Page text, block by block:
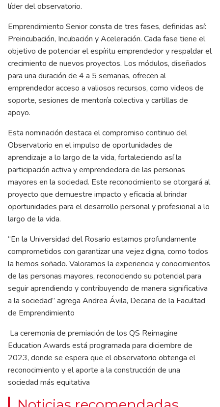
líder del observatorio.
Emprendimiento Senior consta de tres fases, definidas así:
Preincubación, Incubación y Aceleración. Cada fase tiene el
objetivo de potenciar el espíritu emprendedor y respaldar el
crecimiento de nuevos proyectos. Los módulos, diseñados
para una duración de 4 a 5 semanas, ofrecen al
emprendedor acceso a valiosos recursos, como videos de
soporte, sesiones de mentoría colectiva y cartillas de
apoyo.
Esta nominación destaca el compromiso continuo del
Observatorio en el impulso de oportunidades de
aprendizaje a lo largo de la vida, fortaleciendo así la
participación activa y emprendedora de las personas
mayores en la sociedad. Este reconocimiento se otorgará al
proyecto que demuestre impacto y eficacia al brindar
oportunidades para el desarrollo personal y profesional a lo
largo de la vida.
“En la Universidad del Rosario estamos profundamente
comprometidos con garantizar una vejez digna, como todos
la hemos soñado. Valoramos la experiencia y conocimientos
de las personas mayores, reconociendo su potencial para
seguir aprendiendo y contribuyendo de manera significativa
a la sociedad” agrega Andrea Ávila, Decana de la Facultad
de Emprendimiento
La ceremonia de premiación de los QS Reimagine
Education Awards está programada para diciembre de
2023, donde se espera que el observatorio obtenga el
reconocimiento y el aporte a la construcción de una
sociedad más equitativa